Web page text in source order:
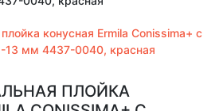
ПЛОЙКА